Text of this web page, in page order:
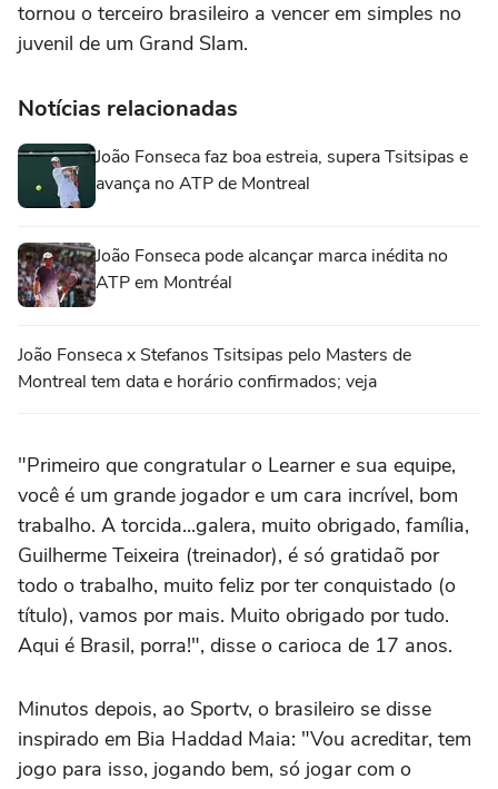
tornou o terceiro brasileiro a vencer em simples no
juvenil de um Grand Slam.
Notícias relacionadas
João Fonseca faz boa estreia, supera Tsitsipas e
avança no ATP de Montreal
João Fonseca pode alcançar marca inédita no
ATP em Montréal
João Fonseca x Stefanos Tsitsipas pelo Masters de
Montreal tem data e horário confirmados; veja
"Primeiro que congratular o Learner e sua equipe,
você é um grande jogador e um cara incrível, bom
trabalho. A torcida...galera, muito obrigado, família,
Guilherme Teixeira (treinador), é só gratidaõ por
todo o trabalho, muito feliz por ter conquistado (o
título), vamos por mais. Muito obrigado por tudo.
Aqui é Brasil, porra!", disse o carioca de 17 anos.
Minutos depois, ao Sportv, o brasileiro se disse
inspirado em Bia Haddad Maia: "Vou acreditar, tem
jogo para isso, jogando bem, só jogar com o